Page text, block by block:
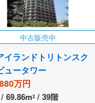
中古販売中
イランドトリトンスク
ュータワー
万円
69.86m2
39階